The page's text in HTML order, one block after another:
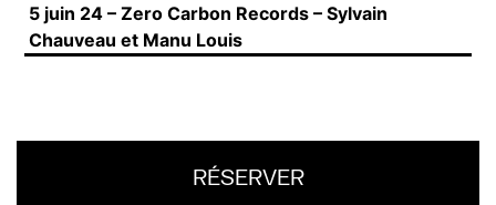
5 juin 24 – Zero Carbon Records – Sylvain
Chauveau et Manu Louis
RÉSERVER